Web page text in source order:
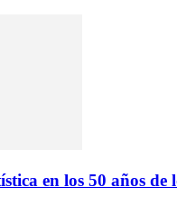
en los 50 años de